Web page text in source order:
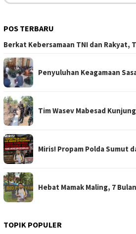
POS TERBARU
Berkat Kebersamaan TNI dan Rakyat,
Penyuluhan Keagamaan
Tim Wasev Mabesad
Miris! Propam Polda Sumut
Hebat Mamak Maling, 7
TOPIK POPULER